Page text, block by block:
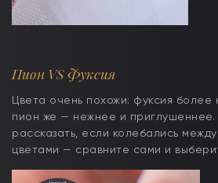
Пион VS Фуксия
Цвета очень похожи: фуксия более
пион же — нежнее и приглушеннее.
рассказать, если колебались
цветами — сравните сами и